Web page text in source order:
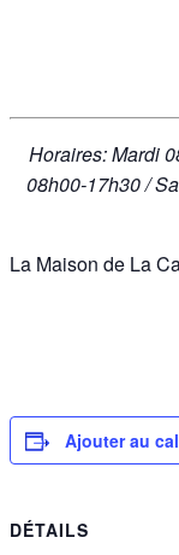
Horaires: Mardi
08h00-17h30 /
La Maison de La
Ajouter au
DÉTAILS